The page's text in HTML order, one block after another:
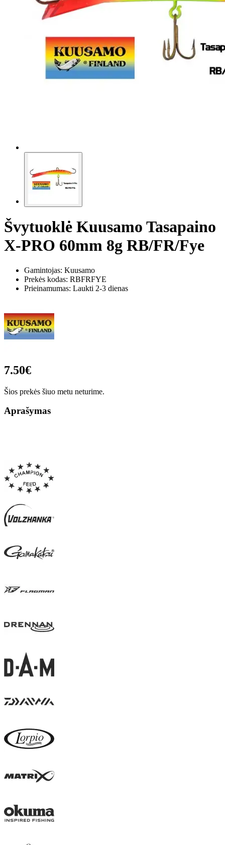
Švytuoklė Kuusamo Tasapaino
X-PRO 60mm 8g RB/FR/Fye
Gamintojas: Kuusamo
Prekės kodas: RBFRFYE
Prieinamumas: Laukti 2-3 dienas
7.50€
Šios prekės šiuo metu neturime.
Aprašymas